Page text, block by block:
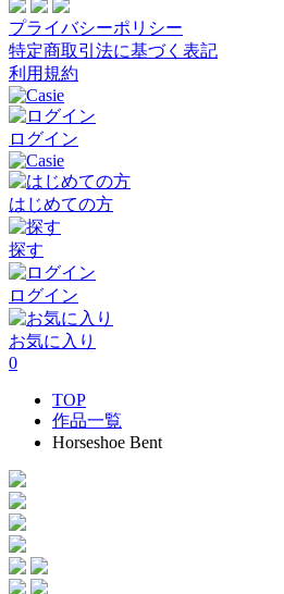
プライバシーポリシー
特定商取引法に基づく表記
利用規約
ログイン
はじめての方
探す
ログイン
お気に入り
0
TOP
作品一覧
Horseshoe Bent